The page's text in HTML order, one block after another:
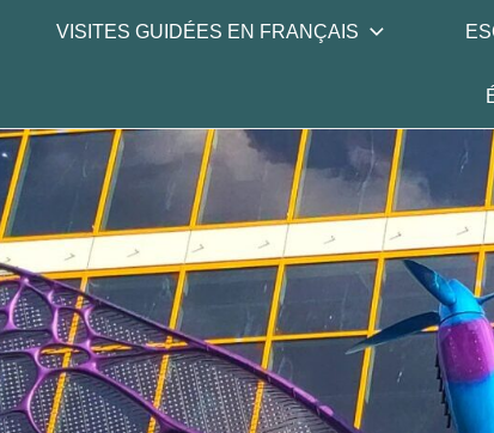
VISITES GUIDÉES EN FRANÇAIS